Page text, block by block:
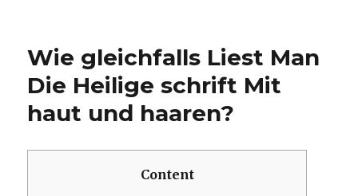
Wie gleichfalls Liest Man
Die Heilige schrift Mit
haut und haaren?
Content